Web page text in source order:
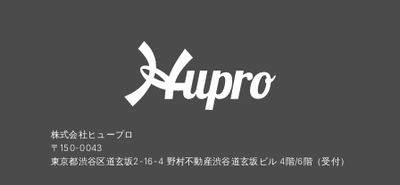
株式会社ヒュープロ
〒150-0043
東京都渋谷区道玄坂2-16-4 野村不動産渋谷道玄坂ビル 4階/6階（受付）